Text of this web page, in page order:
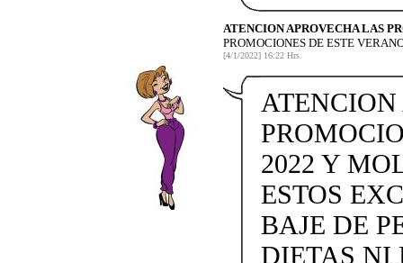
ATENCION APROVECHA LAS
PROMOCIONES DE ESTE
[4/1/2022] 16:22 Hrs.
2022 Y
ESTOS
BAJE DE
DIETAS NI